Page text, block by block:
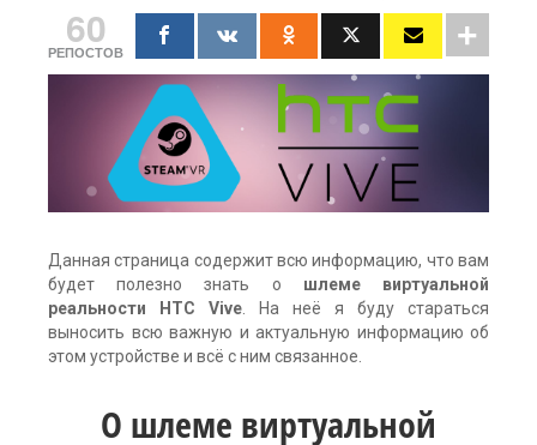
60
РЕПОСТОВ
Данная страница содержит всю информацию, что вам
будет полезно знать о шлеме виртуальной
реальности HTC Vive . На неё я буду стараться
выносить всю важную и актуальную информацию об
этом устройстве и всё с ним связанное.
О шлеме виртуальной